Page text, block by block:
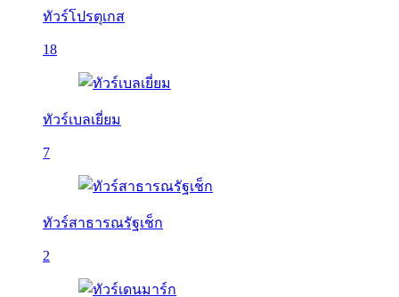
ทัวร์โปรตุเกส
18
ทัวร์เบลเยี่ยม
7
ทัวร์สาธารณรัฐเช็ก
2